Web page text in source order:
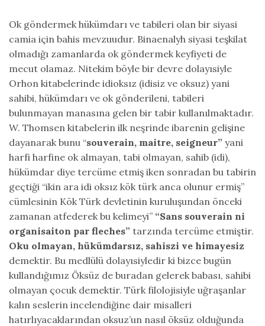
Ok göndermek hükümdarı ve tabileri olan bir siyasi
camia için bahis mevzuudur. Binaenalyh siyasi teşkilat
olmadığı zamanlarda ok göndermek keyfiyeti de
mecut olamaz. Nitekim böyle bir devre dolayısiyle
Orhon kitabelerinde idioksız (idisiz ve oksuz) yani
sahibi, hükümdarı ve ok gönderileni, tabileri
bulunmayan manasına gelen bir tabir kullanılmaktadır.
W. Thomsen kitabelerin ilk neşrinde ibarenin gelişine
dayanarak bunu “souverain, maitre, seigneur” yani
harfi harfine ok almayan, tabi olmayan, sahib (idi),
hükümdar diye tercüme etmiş iken sonradan bu tabirin
geçtiği “ikin ara idi oksız kök türk anca olunur ermiş”
cümlesinin Kök Türk devletinin kuruluşundan önceki
zamanan atfederek bu kelimeyi” “Sans souverain ni
organisaiton par fleches” tarzında tercüme etmiştir.
Oku olmayan, hükümdarsız, sahiszi ve himayesiz
demektir. Bu medlülü dolayısiyledir ki bizce bugün
kullandığımız Öksüz de buradan gelerek babası, sahibi
olmayan çocuk demektir. Türk filolojisiyle uğraşanlar
kalın seslerin incelendiğine dair misalleri
hatırlıyacaklarından oksuz’un nasıl öksüz olduğunda